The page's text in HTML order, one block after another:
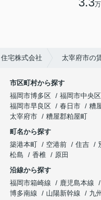
宅株式会社 太宰府市の
市区町村から探す
福岡市博多区
福岡市中央区
福岡市早良区
春日市 糟
太宰府市
糟屋郡粕屋町
町名から探す
築港本町
空港前 住吉
松島
香椎
原田
沿線から探す
福岡市箱崎線
鹿児島本線
博多南線
山陽新幹線 九